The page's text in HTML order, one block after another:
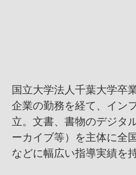
国立大学法人千葉大学卒
企業の勤務を経て、イン
立。文書、書物のデジタ
ーカイブ等）を主体に全
などに幅広い指導実績を持